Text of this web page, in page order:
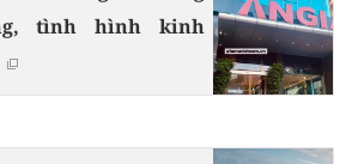
tình hình kinh